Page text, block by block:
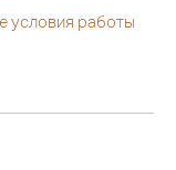
условия работы